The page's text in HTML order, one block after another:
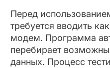
Перед
требуется вводить
модем. Программа
перебирает
данных. Процесс